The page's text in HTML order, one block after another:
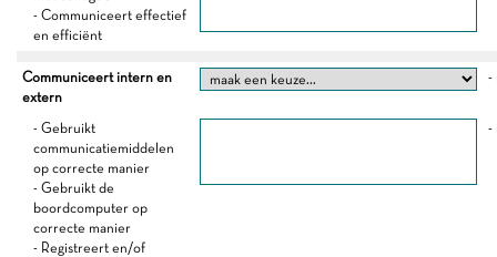
- Communiceert effectief
en efficiënt
Communiceert intern en
extern
-
- Gebruikt
communicatiemiddelen
op correcte manier
- Gebruikt de
boordcomputer op
correcte manier
- Registreert en/of
-